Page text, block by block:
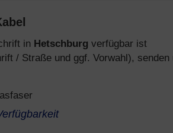
in Hetschburg verfügbar ist
/ Straße und ggf. Vorwahl), senden